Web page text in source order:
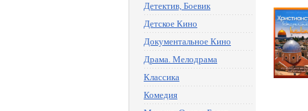
Детектив, Боевик
Детское Кино
Документальное Кино
Драма. Мелодрама
Классика
Комедия